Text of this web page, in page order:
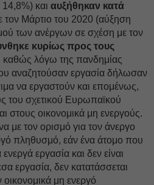
και αυξήθηκαν κατά
τον Μάρτιο του 2020 (αύξηση
των ανέργων σε σχέση με τον
κυρίως προς τους
καθώς λόγω της πανδημίας
αναζητούσαν εργασία δήλωσαν
να εργαστούν και επομένως,
του σχετικού Ευρωπαϊκού
στους οικονομικά μη ενεργούς.
με τον ορισμό για τον άνεργο
πληθυσμό, εάν ένα άτομο που
εργασία και δεν είναι
εργασία, δεν κατατάσσεται
μη ενεργό